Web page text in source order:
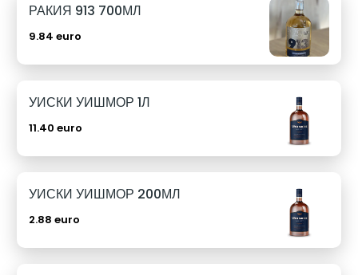
РАКИЯ 913 700МЛ
9.84 euro
УИСКИ УИШМОР 1Л
11.40 euro
УИСКИ УИШМОР 200МЛ
2.88 euro